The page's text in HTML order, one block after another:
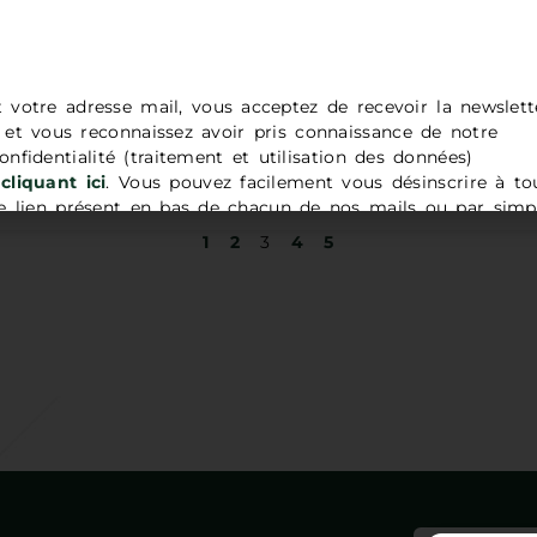
parler des émotions créé par Papapositive.
1 2 3 4 5
votre adresse mail, vous acceptez de recevoir la
et vous reconnaissez avoir pris connaissance de notre
(traitement et utilisation des données)
cliquant ici. Vous pouvez facilement vous désinscrire à
lien présent en bas de chacun de nos mails ou par
contact@codes83.org.